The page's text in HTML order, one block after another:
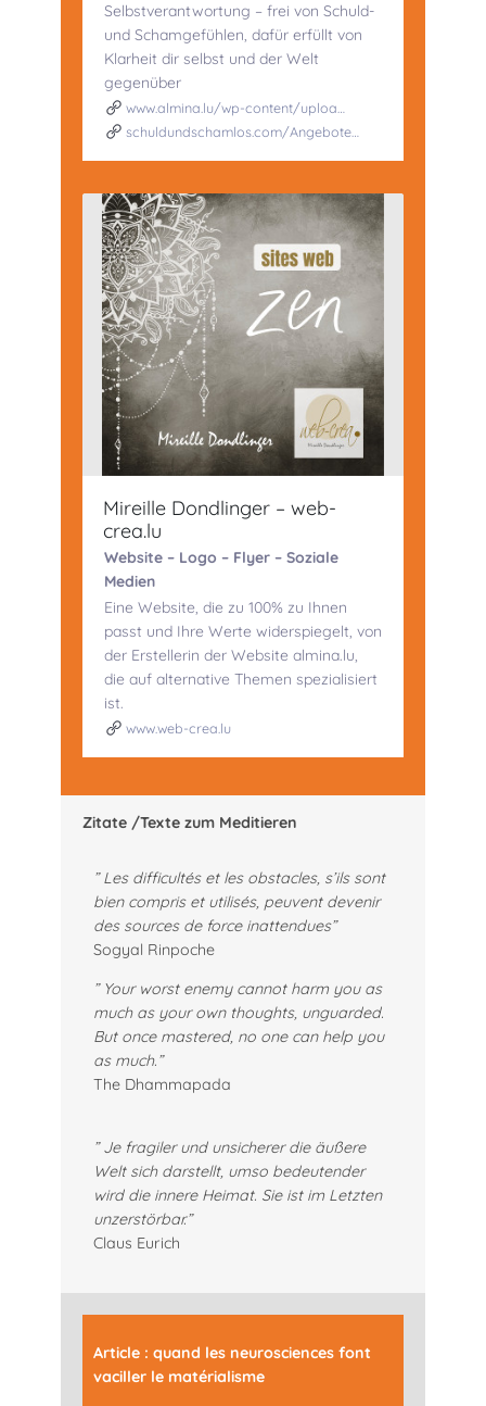
Selbstverantwortung – frei von Schuld-
und Schamgefühlen, dafür erfüllt von
Klarheit dir selbst und der Welt
gegenüber
www.almina.lu/wp-content/uploa…
schuldundschamlos.com/Angebote…
Mireille Dondlinger – web-
crea.lu
Website – Logo – Flyer – Soziale
Medien
Eine Website, die zu 100% zu Ihnen
passt und Ihre Werte widerspiegelt, von
der Erstellerin der Website almina.lu,
die auf alternative Themen spezialisiert
ist.
www.web-crea.lu
Zitate /Texte zum Meditieren
” Les difficultés et les obstacles, s’ils sont
bien compris et utilisés, peuvent devenir
des sources de force inattendues”
Sogyal Rinpoche
” Your worst enemy cannot harm you as
much as your own thoughts, unguarded.
But once mastered, no one can help you
as much.”
The Dhammapada
” Je fragiler und unsicherer die äußere
Welt sich darstellt, umso bedeutender
wird die innere Heimat. Sie ist im Letzten
unzerstörbar.”
Claus Eurich
Article : quand les neurosciences font
vaciller le matérialisme